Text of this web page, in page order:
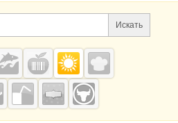
информация
Поиск по сайту и
Искать
проекты
Grainboard.ru
— зерно и
мука